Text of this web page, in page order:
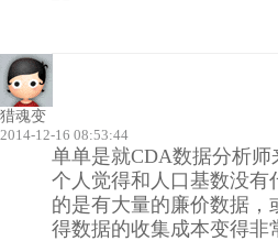
猎魂变
2014-12-16 08:53:44
单单是就CDA数据分析
个人觉得和人口基数没有
的是有大量的廉价数据，
得数据的收集成本变得非